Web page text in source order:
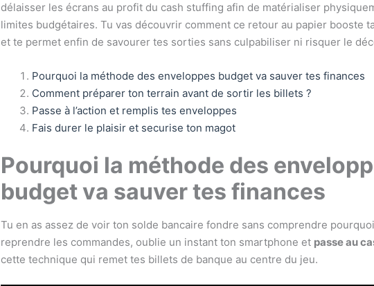
délaisser les écrans au profit du cash stuffing afin de matérialiser
limites budgétaires. Tu vas découvrir comment ce retour au papier booste
et te permet enfin de savourer tes sorties sans culpabiliser ni risquer le
Pourquoi la méthode des enveloppes budget va sauver tes finances
Comment préparer ton terrain avant de sortir les billets ?
Passe à l’action et remplis tes enveloppes
Fais durer le plaisir et securise ton magot
Pourquoi la méthode des
budget va sauver tes finances
Tu en as assez de voir ton solde bancaire fondre sans comprendre
reprendre les commandes, oublie un instant ton smartphone et passe au
cette technique qui remet tes billets de banque au centre du jeu.